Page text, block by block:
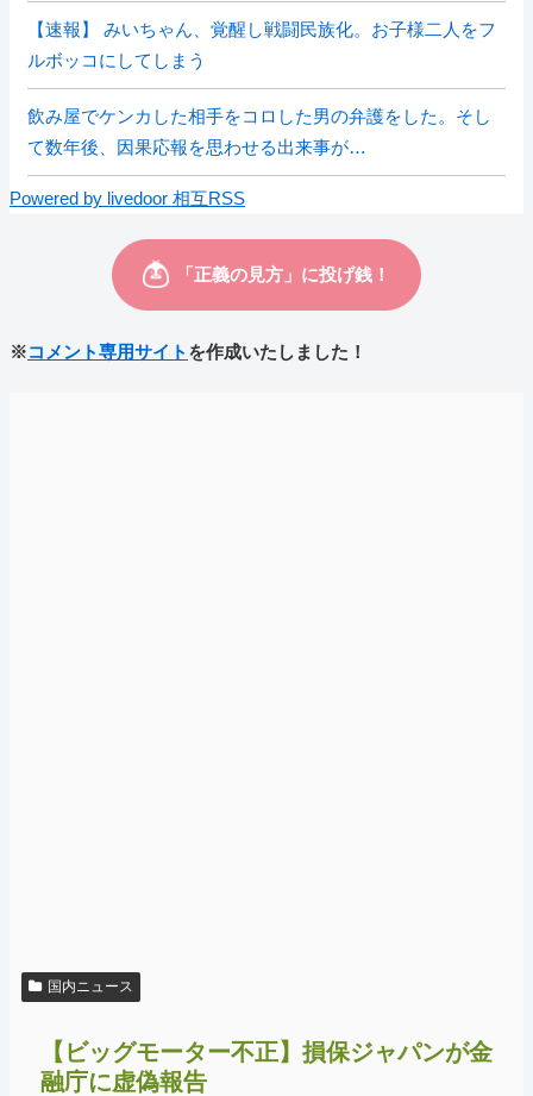
【速報】 みいちゃん、覚醒し戦闘民族化。お子様二人をフ
ルボッコにしてしまう
飲み屋でケンカした相手をコロした男の弁護をした。そし
て数年後、因果応報を思わせる出来事が…
Powered by livedoor 相互RSS
※コメント専用サイト を作成いたしました！
国内ニュース
【ビッグモーター不正】損保ジャパンが金
融庁に虚偽報告